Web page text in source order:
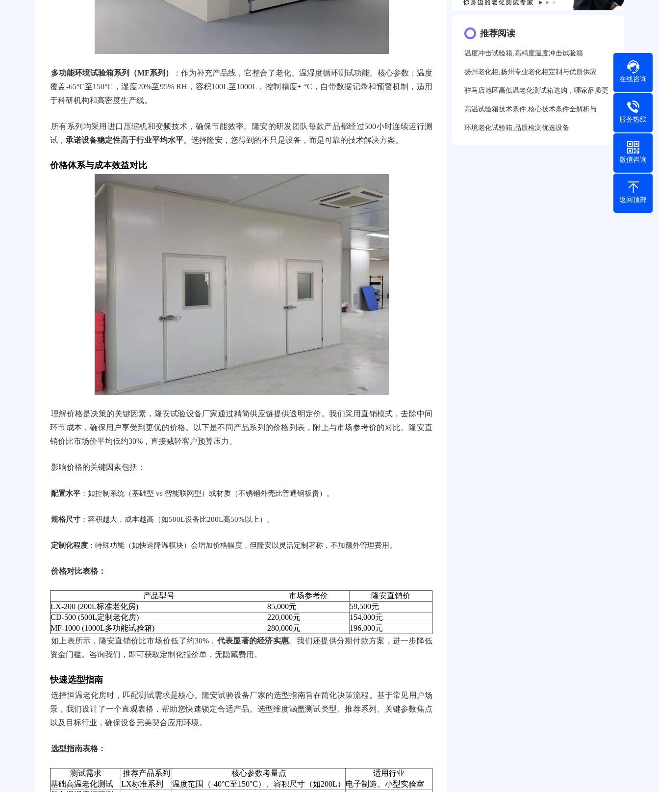
多功能环境试验箱系列（MF系列）
：作为补充产品线，它整合了老化、温湿度循环测试功能。核心参数：温度
覆盖-65°C至150°C，湿度20%至95% RH，容积100L至1000L，控制精度± °C，自带数据记录和预警机制，适用
于科研机构和高密度生产线。
所有系列均采用进口压缩机和变频技术，确保节能效率。隆安的研发团队每款产品都经过500小时连续运行测
试， 承诺设备稳定性高于行业平均水平。选择隆安，您得到的不只是设备，而是可靠的技术解决方案。
价格体系与成本效益对比
理解价格是决策的关键因素，隆安试验设备厂家通过精简供应链提供透明定价。我们采用直销模式，去除中间
环节成本，确保用户享受到更优的价格。以下是不同产品系列的价格列表，附上与市场参考价的对比。隆安直
销价比市场价平均低约30%，直接减轻客户预算压力。
影响价格的关键因素包括：
配置水平 ：如控制系统（基础型 vs 智能联网型）或材质（不锈钢外壳比普通钢板贵）。
规格尺寸 ：容积越大，成本越高（如500L设备比200L高50%以上）。
定制化程度 ：特殊功能（如快速降温模块）会增加价格幅度，但隆安以灵活定制著称，不加额外管理费用。
价格对比表格：
产品型号 市场参考价
隆安直销价
LX-200 (200L标准老化房)
85,000元
59,500元
CD-500 (500L定制老化房)
220,000元
154,000元
MF-1000 (1000L多功能试验箱)
280,000元
196,000元
如上表所示，隆安直销价比市场价低了约30%， 代表显著的经济实惠。我们还提供分期付款方案，进一步降低
资金门槛。咨询我们，即可获取定制化报价单，无隐藏费用。
快速选型指南
选择恒温老化房时，匹配测试需求是核心。隆安试验设备厂家的选型指南旨在简化决策流程。基于常见用户场
景，我们设计了一个直观表格，帮助您快速锁定合适产品。选型维度涵盖测试类型、推荐系列、关键参数焦点
以及目标行业，确保设备完美契合应用环境。
选型指南表格：
测试需求 推荐产品系列 核心参数考量点
适用行业
基础高温老化测试
LX标准系列 温度范围（-40°C至150°C）、容积尺寸（如200L）
电子制造、小型实验室
推荐阅读
温度冲击试验箱,高精度温度冲击试验箱
扬州老化柜,扬州专业老化柜定制与优质供应
驻马店地区高低温老化测试箱选购，哪家品质更
高温试验箱技术条件,核心技术条件全解析与
环境老化试验箱,品质检测优选设备
在线咨询
服务热线
微信咨询
返回顶部